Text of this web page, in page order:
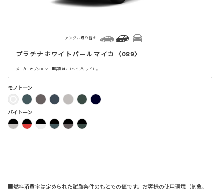
プラチナホワイトパールマイカ〈089〉
メーカーオプション ■写真はZ（ハイブリッド）。
アングル切り替え
モノトーン
バイトーン
■燃料消費率は定められた試験条件のもとでの値です。お客様の使用環境（気象、